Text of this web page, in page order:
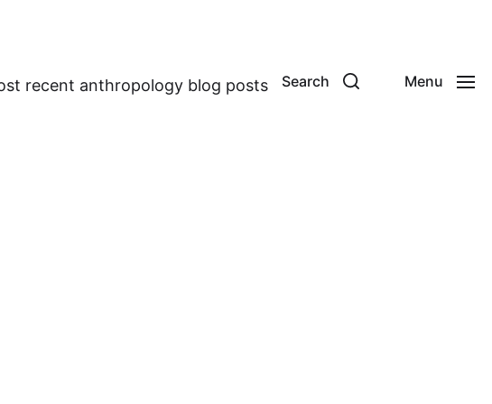
recent anthropology blog posts Search Menu